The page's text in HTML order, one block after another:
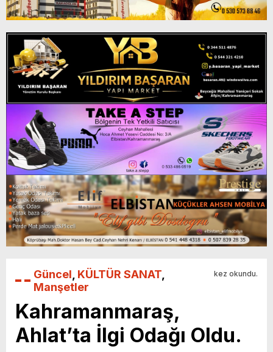
Güncel KÜLTÜR SANAT
Manşetler
kez okundu.
Kahramanmaraş,
Ahlat’ta İlgi Odağı Oldu.